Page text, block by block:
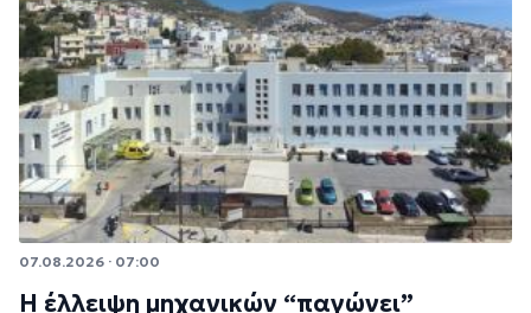
07.08.2026 · 07:00
Η έλλειψη μηχανικών “παγώνει”